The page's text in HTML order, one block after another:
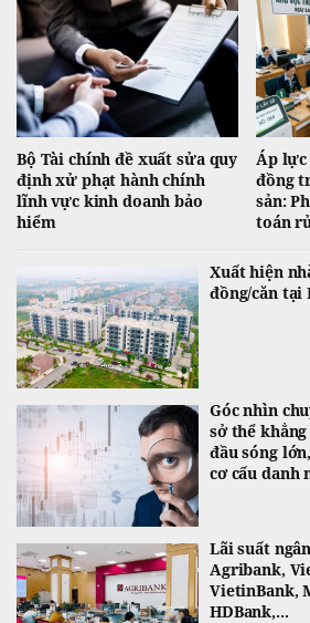
Bộ Tài chính đề xuất sửa quy
định xử phạt hành chính
lĩnh vực kinh doanh bảo
hiểm
Áp lực
đồng
sản:
toán
Xuất hiện
đồng/căn tại
Góc nhìn
sở thể
đầu sóng
cơ cấu danh
Lãi suất
Agribank,
VietinBank,
HDBank,...